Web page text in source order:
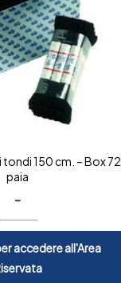
150 cm. – Box 72
paia
-
accedere all'Area